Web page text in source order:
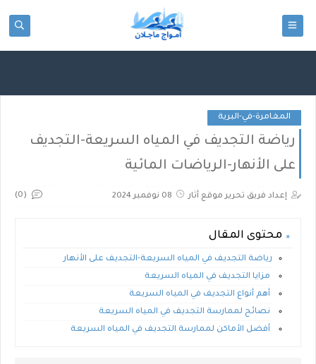
verification=TXLip2KQQgdhcFSCBEAeYwlT9kIUdJJyaV0L281sOhI
المغامرة-في-البرية
رياضة التجديف في المياه السريعة-التجديف
على الأنهار-الرياضات المائية
إعداد فريق تحرير موقع أثار 08 نوفمبر 2024 (0)
محتوى المقال
رياضة التجديف في المياه السريعة-التجديف على الأنهار
مزايا التجديف في المياه السريعة
أهم أنواع التجديف في المياه السريعة
نصائح لممارسة التجديف في المياه السريعة
أفضل الأماكن لممارسة التجديف في المياه السريعة